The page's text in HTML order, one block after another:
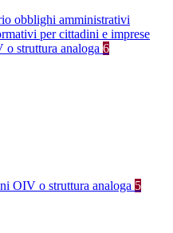
obblighi amministrativi
per cittadini e imprese
struttura analoga 6
OIV o struttura analoga 5